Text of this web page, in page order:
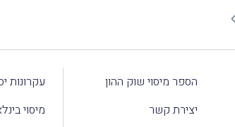
הספר מיסוי שוק ההון
יצירת קשר
עקרונות
מיסוי